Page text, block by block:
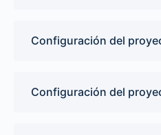
Configuración del
Configuración del